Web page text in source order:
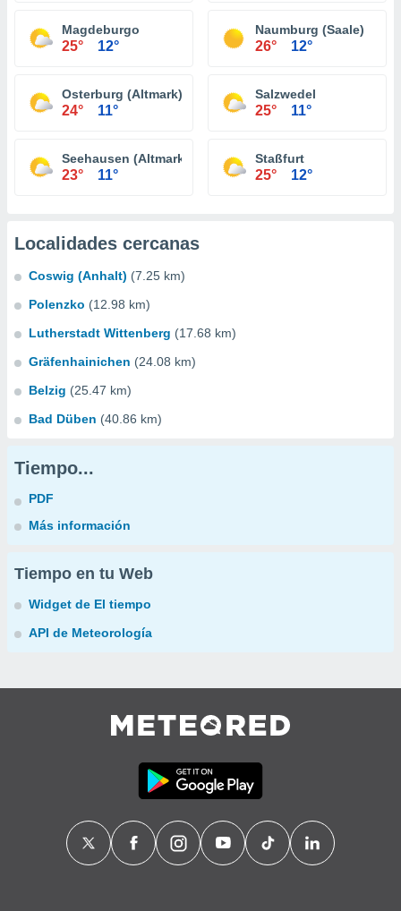
Magdeburgo
25° 12°
Naumburg (Saale)
26° 12°
Osterburg (Altmark)
24° 11°
Salzwedel
25° 11°
Seehausen (Altmark)
23° 11°
Staßfurt
25° 12°
Localidades cercanas
Coswig (Anhalt) (7.25 km)
Polenzko (12.98 km)
Lutherstadt Wittenberg (17.68 km)
Gräfenhainichen (24.08 km)
Belzig (25.47 km)
Bad Düben (40.86 km)
Tiempo...
PDF
Más información
Tiempo en tu Web
Widget de El tiempo
API de Meteorología